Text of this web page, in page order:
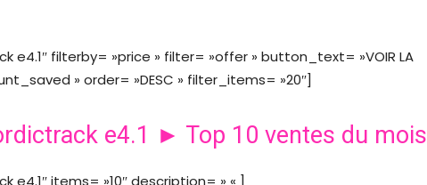
e4.1″ filterby= »price » filter= »offer » button_text= »VOIR LA
» order= »DESC » filter_items= »20″]
e4.1 ► Top 10 ventes du mois
items= »10″ description= » « ]